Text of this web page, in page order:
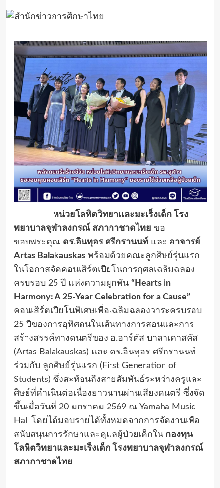
หน่วยโลหิตวิทยาและมะเร็งเด็ก โรง
พยาบาลจุฬาลงกรณ์ สภากาชาดไทย ขอ
ขอบพระคุณ ดร.อินทุอร ศรีกรานนท์และ อาจารย์
Artas Balakauskasพร้อมด้วยคณะลูกศิษย์รุ่นแรก
ในโอกาสจัดคอนเสิร์ตเปียโนการกุศลเฉลิมฉลอง
ครบรอบ 25 ปี แห่งความผูกพัน “Hearts in
Harmony: A 25-Year Celebration for a Cause”
คอนเสิร์ตเปียโนพิเศษเพื่อเฉลิมฉลองวาระครบรอบ
25 ปีของการอุทิศตนในเส้นทางการสอนและการ
สร้างสรรค์ทางดนตรีของ อ.อาร์ตัส บาลาเคาสคัส
(Artas Balakauskas) และ ดร.อินทุอร ศรีกรานนท์
ร่วมกับ ลูกศิษย์รุ่นแรก (First Generation of
Students) ซึ่งสะท้อนถึงสายสัมพันธ์ระหว่างครูและ
ศิษย์ที่ดำเนินต่อเนื่องยาวนานผ่านเสียงดนตรี ซึ่งจัด
ขึ้นเมื่อวันที่ 20 มกราคม 2569 ณ Yamaha Music
Hall โดยได้มอบรายได้ทั้งหมดจากการจัดงานเพื่อ
สนับสนุนการรักษาและดูแลผู้ป่วยเด็กใน กองทุน
โลหิตวิทยาและมะเร็งเด็ก โรงพยาบาลจุฬาลงกรณ์
สภากาชาดไทย